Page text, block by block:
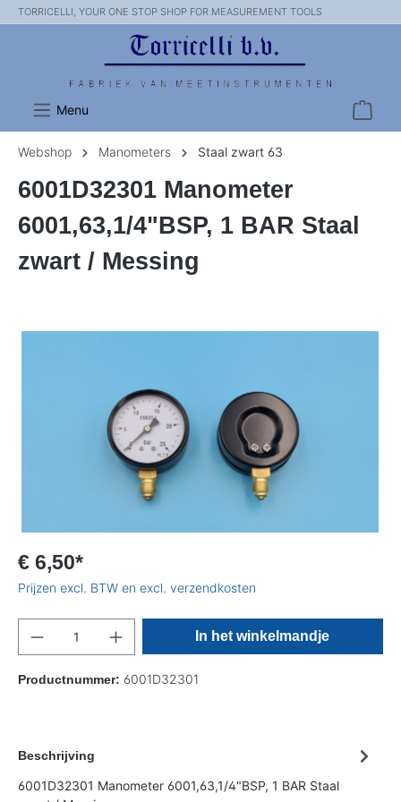
TORRICELLI, YOUR ONE STOP SHOP FOR MEASUREMENT TOOLS
Menu
Webshop Manometers Staal zwart 63
6001D32301 Manometer
6001,63,1/4"BSP, 1 BAR Staal
zwart / Messing
€ 6,50*
Prijzen excl. BTW en excl. verzendkosten
In het winkelmandje
Productnummer: 6001D32301
Beschrijving
6001D32301 Manometer 6001,63,1/4"BSP, 1 BAR Staal